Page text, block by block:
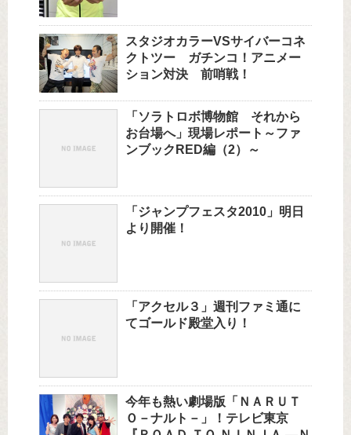
スタジオカラーVSサイバーコネ
クトツー ガチンコ！アニメー
ション対決 前哨戦！
「ソラトロボ博物館 それから
お台場へ」現場レポート～ファ
ンブックRED編（2）～
「ジャンプフェスタ2010」明日
より開催！
「アクセル３」週刊ファミ通に
てゴールド殿堂入り！
今年も熱い劇場版「ＮＡＲＵＴ
Ｏ－ナルト－」！テレビ東京